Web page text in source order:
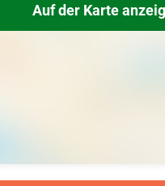
Auf der Karte